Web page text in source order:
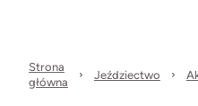
Strona
główna
Jeździectwo